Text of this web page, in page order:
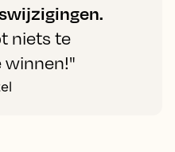
niets te
winnen!"